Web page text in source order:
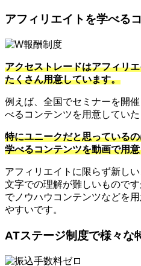
アフィリエイトを学べる
アクセストレードはアフィリ
たくさん用意しています。
例えば、全国でセミナーを開
べるコンテンツを用意していた
特にユニークだと思っている
学べるコンテンツを動画で用
アフィリエイトに限らず新し
文字での理解が難しいもので
でノウハウコンテンツなどを
やすいです。
ATステージ制度で様々な